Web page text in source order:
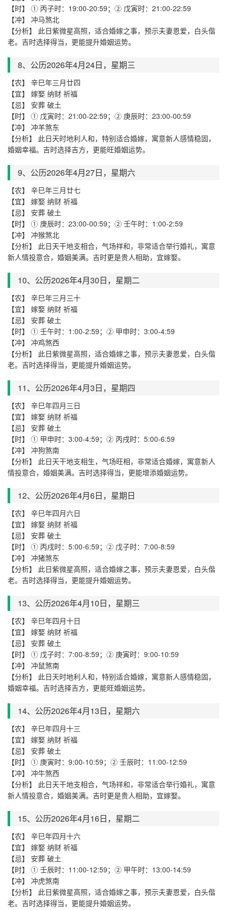
【时】 ① 丙子时：19:00-20:59；② 戊寅时：21:00-22:59
【冲】 冲马煞北
【分析】 此日紫微星高照，适合婚嫁之事，预示夫妻恩爱，白头偕
老。吉时选择得当，更能提升婚姻运势。
8、公历2026年4月24日，星期三
【农】 辛巳年三月廿四
【宜】 嫁娶 纳财 祈福
【忌】 安葬 破土
【时】 ① 戊寅时：21:00-22:59；② 庚辰时：23:00-00:59
【冲】 冲羊煞东
【分析】 此日天时地利人和，特别适合婚嫁，寓意新人感情稳固，
婚姻幸福。吉时选择吉方，更能旺婚姻运势。
9、公历2026年4月27日，星期六
【农】 辛巳年三月廿七
【宜】 嫁娶 纳财 祈福
【忌】 安葬 破土
【时】 ① 庚辰时：23:00-00:59；② 壬午时：1:00-2:59
【冲】 冲猴煞北
【分析】 此日天干地支相合，气场祥和，非常适合举行婚礼，寓意
新人情投意合，婚姻美满。吉时更是贵人相助，宜嫁娶。
10、公历2026年4月30日，星期二
【农】 辛巳年三月三十
【宜】 嫁娶 纳财 祈福
【忌】 安葬 破土
【时】 ① 壬午时：1:00-2:59；② 甲申时：3:00-4:59
【冲】 冲鸡煞西
【分析】 此日紫微星高照，适合婚嫁之事，预示夫妻恩爱，白头偕
老。吉时选择得当，更能提升婚姻运势。
11、公历2026年4月3日，星期四
【农】 辛巳年四月三日
【宜】 嫁娶 纳财 祈福
【忌】 安葬 破土
【时】 ① 甲申时：3:00-4:59；② 丙戌时：5:00-6:59
【冲】 冲狗煞南
【分析】 此日天干地支相生，气场旺相，非常适合婚嫁，寓意新人
情投意合，婚姻美满。吉时选择得当，更能增添婚姻运势。
12、公历2026年4月6日，星期日
【农】 辛巳年四月六日
【宜】 嫁娶 纳财 祈福
【忌】 安葬 破土
【时】 ① 丙戌时：5:00-6:59；② 戊子时：7:00-8:59
【冲】 冲猪煞东
【分析】 此日紫微星高照，适合婚嫁之事，预示夫妻恩爱，白头偕
老。吉时选择得当，更能提升婚姻运势。
13、公历2026年4月10日，星期三
【农】 辛巳年四月十日
【宜】 嫁娶 纳财 祈福
【忌】 安葬 破土
【时】 ① 戊子时：7:00-8:59；② 庚寅时：9:00-10:59
【冲】 冲鼠煞南
【分析】 此日天时地利人和，特别适合婚嫁，寓意新人感情稳固，
婚姻幸福。吉时选择吉方，更能旺婚姻运势。
14、公历2026年4月13日，星期六
【农】 辛巳年四月十三
【宜】 嫁娶 纳财 祈福
【忌】 安葬 破土
【时】 ① 庚寅时：9:00-10:59；② 壬辰时：11:00-12:59
【冲】 冲牛煞西
【分析】 此日天干地支相合，气场祥和，非常适合举行婚礼，寓意
新人情投意合，婚姻美满。吉时更是贵人相助，宜嫁娶。
15、公历2026年4月16日，星期二
【农】 辛巳年四月十六
【宜】 嫁娶 纳财 祈福
【忌】 安葬 破土
【时】 ① 壬辰时：11:00-12:59；② 甲午时：13:00-14:59
【冲】 冲虎煞南
【分析】 此日紫微星高照，适合婚嫁之事，预示夫妻恩爱，白头偕
老。吉时选择得当，更能提升婚姻运势。